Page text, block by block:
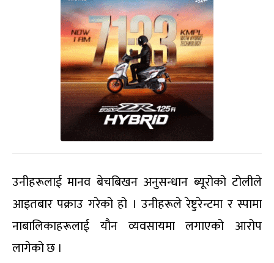
उनीहरूलाई मानव बेचबिखन अनुसन्धान ब्यूरोको टोलीले
आइतबार पक्राउ गरेको हो । उनीहरूले रेष्टुरेन्टमा र स्पामा
नाबालिकाहरूलाई यौन व्यवसायमा लगाएको आरोप
लागेको छ ।